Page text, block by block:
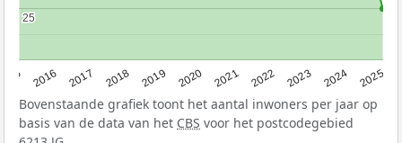
2016 2017 2018 2019 2020 2021 2022 2023 2024 2025
25
25
Bovenstaande grafiek toont het aantal inwoners per jaar op
basis van de data van het CBS voor het postcodegebied